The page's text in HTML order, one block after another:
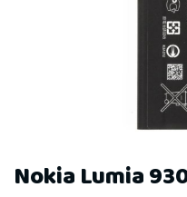
Nokia Lumia